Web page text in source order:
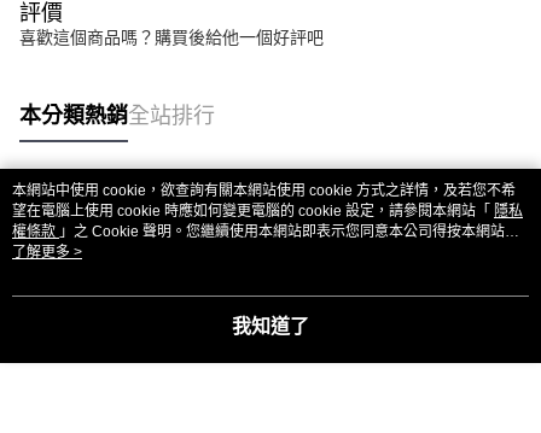
評價
喜歡這個商品嗎？購買後給他一個好評吧
本分類熱銷全站排行
熱門標籤
本網站中使用 cookie，欲查詢有關本網站使用 cookie 方式之詳情，及若您不希
望在電腦上使用 cookie 時應如何變更電腦的 cookie 設定，請參閱本網站「 隱私
權條款 」之 Cookie 聲明。您繼續使用本網站即表示您同意本公司得按本網站使
用條款之 Cookie 聲明使用 cookie。
了解更多 >
我知道了